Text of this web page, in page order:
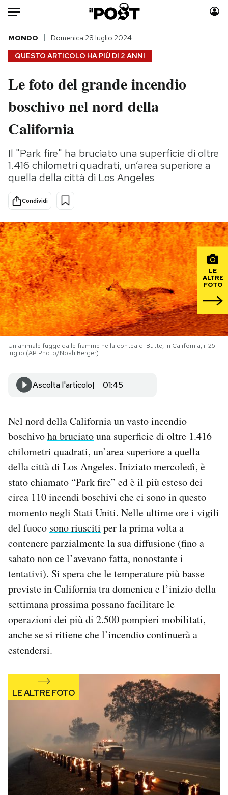
Auto
HOME
Italia
Politica
Tecnologia
Scienza
Cultura
Sport
Moda
Consumismi
Media
Europa
PODCAST
NEWSLETTER
I MIEI PREFERITI
SHOP
CALENDARIO
Area Personale
Newsletter
Notifiche mobile
Regala il Post
Esci
QUESTO ARTICOLO HA PIÙ DI 2 ANNI
MONDO Domenica 28 luglio 2024
Le foto del grande incendio
boschivo nel nord della
California
Il "Park fire" ha bruciato una superficie di oltre
1.416 chilometri quadrati, un’area superiore a
quella della città di Los Angeles
Condividi
LE
ALTRE
FOTO
Un animale fugge dalle fiamme nella contea di Butte, in California, il 25
luglio (AP Photo/Noah Berger)
Ascolta l'articolo 01:45
Nel nord della California un vasto incendio
boschivoha bruciatouna superficie di oltre 1.416
chilometri quadrati, un’area superiore a quella
della città di Los Angeles. Iniziato mercoledì, è
stato chiamato “Park fire” ed è il più esteso dei
circa 110 incendi boschivi che ci sono in questo
momento negli Stati Uniti. Nelle ultime ore i vigili
del fuoco sono riusciti per la prima volta a
contenere parzialmente la sua diffusione (fino a
sabato non ce l’avevano fatta, nonostante i
tentativi). Si spera che le temperature più basse
previste in California tra domenica e l’inizio della
settimana prossima possano facilitare le
operazioni dei più di 2.500 pompieri mobilitati,
anche se si ritiene che l’incendio continuerà a
estendersi.